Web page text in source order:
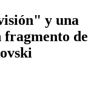
y una
fragmento de